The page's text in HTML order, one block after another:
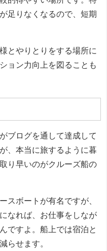
足りなくなるので、短期
とやりとりをする場所に
ョン力向上を図ることも
ブログを通して達成して
、本当に旅するように暮
り早いのがクルーズ船の
スボートが有名ですが、
なれば、お仕事をしなが
ですよ。船上では宿泊と
らせます。